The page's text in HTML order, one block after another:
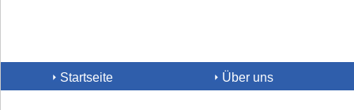
Startseite Über uns